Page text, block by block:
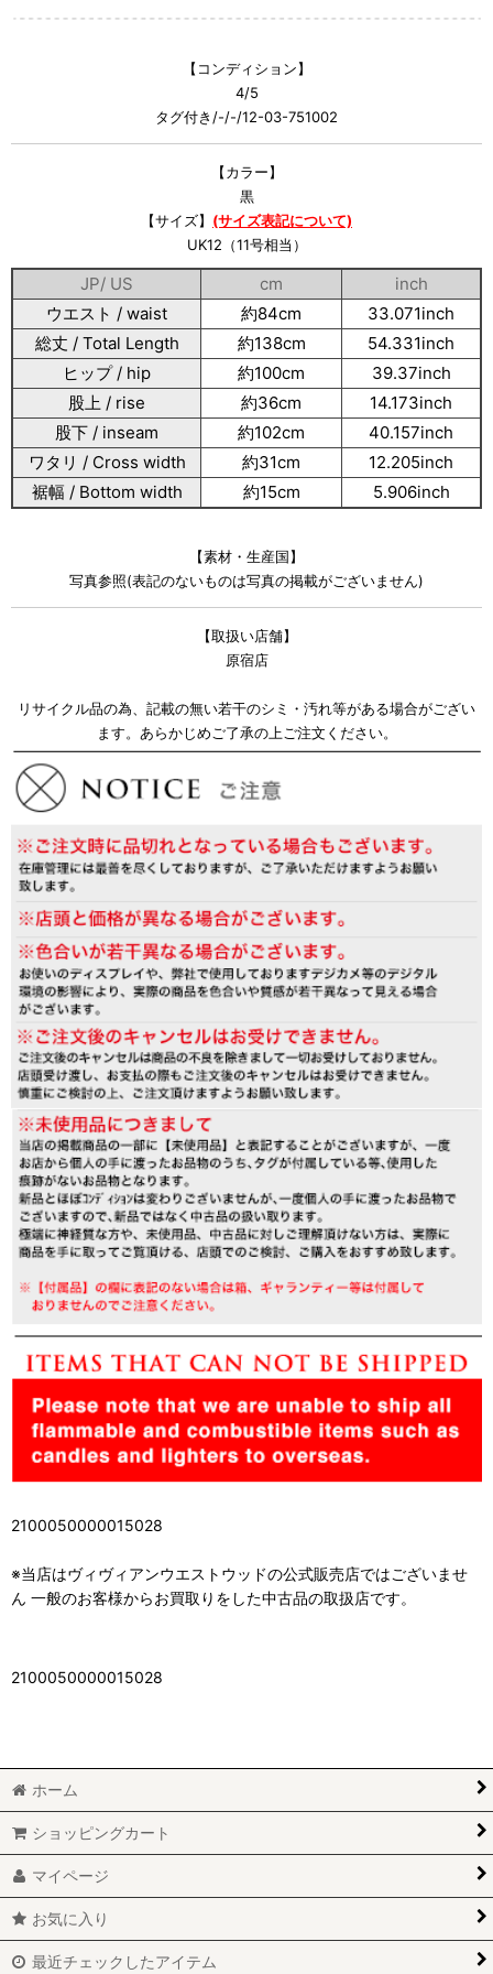
【コンディション】
4/5
タグ付き/-/-/12-03-751002
【カラー】
黒
【サイズ】 (サイズ表記について)
UK12（11号相当）
JP/ US cm
inch
ウエスト / waist
約84cm
33.071inch
総丈 / Total Length
約138cm
54.331inch
ヒップ / hip
約100cm
39.37inch
股上 / rise
約36cm
14.173inch
股下 / inseam
約102cm
40.157inch
ワタリ / Cross width
約31cm
12.205inch
裾幅 / Bottom width
約15cm 5.906inch
【素材・生産国】
写真参照(表記のないものは写真の掲載がございません)
【取扱い店舗】
原宿店
リサイクル品の為、記載の無い若干のシミ・汚れ等がある場合がござい
ます。あらかじめご了承の上ご注文ください。
2100050000015028
※当店はヴィヴィアンウエストウッドの公式販売店ではございませ
ん 一般のお客様からお買取りをした中古品の取扱店です。
2100050000015028
ホーム
ショッピングカート
マイページ
お気に入り
最近チェックしたアイテム